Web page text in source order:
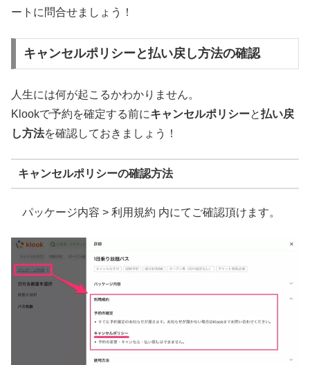
ートに問合せましょう！
キャンセルポリシーと払い戻し方法の確認
人生には何が起こるかわかりません。
Klookで予約を確定する前にキャンセルポリシーと払い戻
し方法を確認しておきましょう！
キャンセルポリシーの確認方法
パッケージ内容 > 利用規約 内にてご確認頂けます。